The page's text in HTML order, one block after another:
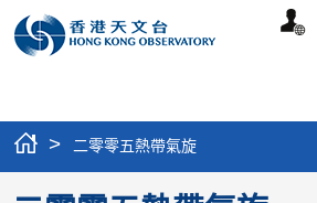
個
> 二零零五熱帶氣旋